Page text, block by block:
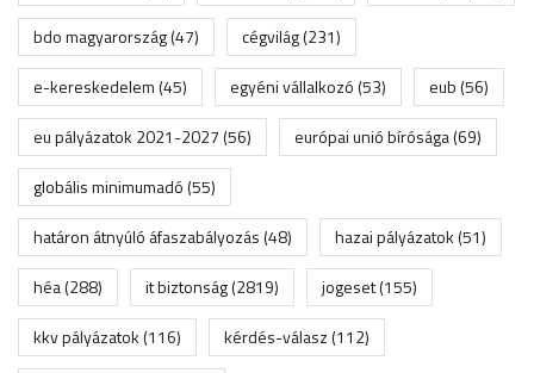
bdo magyarország(47) cégvilág(231)
e-kereskedelem(45) egyéni vállalkozó(53) eub(56)
eu pályázatok 2021-2027(56) európai unió bírósága(69)
globális minimumadó(55)
határon átnyúló áfaszabályozás(48) hazai pályázatok(51)
héa(288) it biztonság(2819) jogeset(155)
kkv pályázatok(116) kérdés-válasz(112)